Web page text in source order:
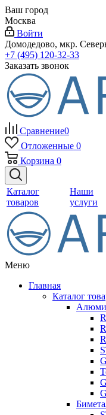
Ваш город
Москва
Войти
Домодедово, мкр.
+7 (495) 120-32-33
Заказать звонок
Сравнение0
Отложенные 0
Корзина 0
Каталог
товаров
Наши
услуги
Меню
Главная
Каталог